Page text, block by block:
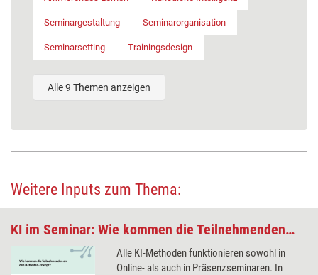
Seminargestaltung Seminarorganisation
Seminarsetting Trainingsdesign
Alle 9 Themen anzeigen
Weitere Inputs zum Thema:
KI im Seminar: Wie kommen die Teilnehmenden an den Methoden-Prompt
Alle KI-Methoden funktionieren sowohl in
Online- als auch in Präsenzseminaren. In